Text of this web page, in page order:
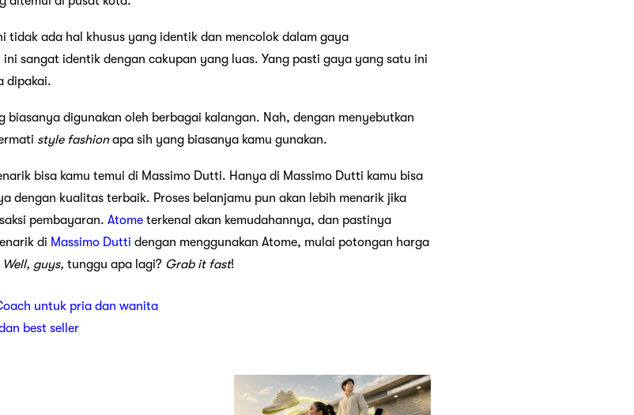
tidak ada hal khusus yang identik dan mencolok dalam gaya
sangat identik dengan cakupan yang luas. Yang pasti gaya yang satu ini
dipakai.
biasanya digunakan oleh berbagai kalangan. Nah, dengan menyebutkan
style fashionapa sih yang biasanya kamu gunakan.
bisa kamu temui di Massimo Dutti. Hanya di Massimo Dutti kamu bisa
dengan kualitas terbaik. Proses belanjamu pun akan lebih menarik jika
pembayaran. Atome terkenal akan kemudahannya, dan pastinya
di Massimo Dutti dengan menggunakan Atome, mulai potongan harga
Well, guys, tunggu apa lagi? Grab it fast!
untuk pria dan wanita
best seller